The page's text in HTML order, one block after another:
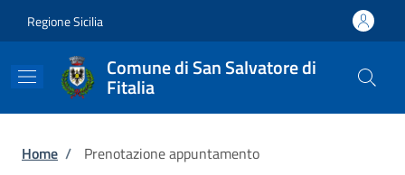
Regione Sicilia
Comune di San Salvatore di
Fitalia
Briciole di pane
Home / Prenotazione appuntamento